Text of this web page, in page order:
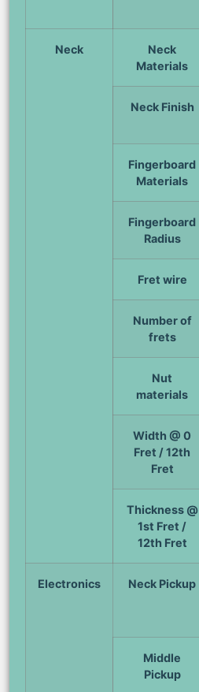
Neck
Neck
Materials
Neck Finish
Fingerboard
Materials
Fingerboard
Radius
Fret wire
Number of
frets
Nut
materials
Width @ 0
Fret / 12th
Fret
Thickness @
1st Fret /
12th Fret
Electronics Neck Pickup
Middle
Pickup